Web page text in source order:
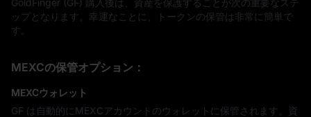
ップとなります。幸運なことに、トークンの保管は非常に簡単で
す。
MEXCの保管オプション：
MEXCウォレット
GF は自動的にMEXCアカウントのウォレットに保管されます。資